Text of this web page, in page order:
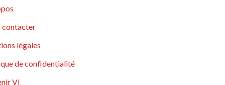
contacter
légales
de confidentialité
VI